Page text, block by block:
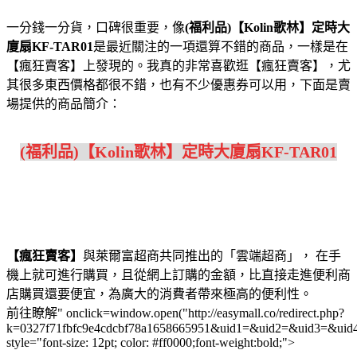
一分錢一分貨，口碑很重要，像(福利品)【Kolin歌林】定時大
廈扇KF-TAR01是最近關注的一項還算不錯的商品，一樣是在
【瘋狂賣客】上發現的。我真的非常喜歡逛【瘋狂賣客】，尤
其很多東西價格都很不錯，也有不少優惠券可以用，下面是賣
場提供的商品簡介：
(福利品)【Kolin歌林】定時大廈扇KF-TAR01
【瘋狂賣客】 與萊爾富超商共同推出的「雲端超商」， 在手
機上就可進行購買，且從網上訂購的金額，比直接走進便利商
店購買還要便宜，為廣大的消費者帶來極高的便利性。
前往瞭解" onclick=window.open("http://easymall.co/redirect.php?
style="font-size: 12pt; color: #ff0000;font-weight:bold;">